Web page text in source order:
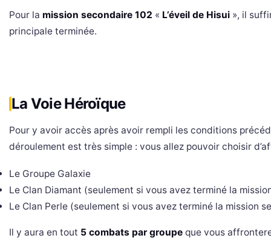
Pour la mission secondaire 102 « L’éveil de Hisui », il
principale terminée.
La Voie Héroïque
Pour y avoir accès après avoir rempli les conditions
déroulement est très simple : vous allez pouvoir choisir
Le Groupe Galaxie
Le Clan Diamant (seulement si vous avez terminé la
Le Clan Perle (seulement si vous avez terminé la mission
Il y aura en tout 5 combats par groupe que vous